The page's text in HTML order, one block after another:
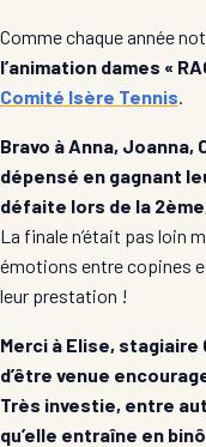
Comme chaque année
l’animation dames «
Comité Isère Tennis
Bravo à Anna, Joanna,
dépensé en gagnant
défaite lors de la
La finale n’était pas loin
émotions entre copines
leur prestation !
Merci à Elise, stagiaire
d’être venue
Très investie, entre
qu’elle entraîne en